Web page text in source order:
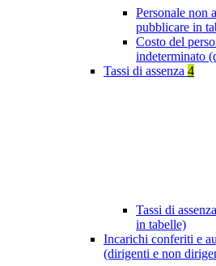
Personale non
pubblicare in
Costo del
indeterminato
Tassi di assenza 4
Tassi di
in tabelle)
Incarichi conferiti e
(dirigenti e non